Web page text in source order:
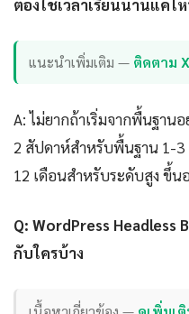
ต้องใช้เวลาเรียนนานแค่ไ
แนะนำเพิ่มเติม — ติดตาม
A: ไม่ยากถ้าเริ่มจากพื้นฐาน
2 สัปดาห์สำหรับพื้นฐาน 1-3
12 เดือนสำหรับระดับสูง ขึ้
Q: WordPress Headless
กับใครบ้าง